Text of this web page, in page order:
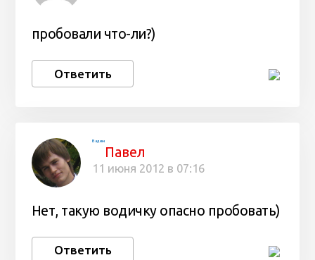
пробовали что-ли?)
Ответить
Вадим
Павел
11 июня 2012 в 07:16
Нет, такую водичку опасно пробовать)
Ответить